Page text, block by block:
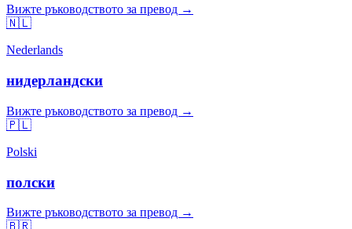
Вижте ръководството за превод →
🇳🇱
Nederlands
нидерландски
Вижте ръководството за превод →
🇵🇱
Polski
полски
Вижте ръководството за превод →